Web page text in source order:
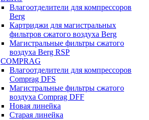
Влагоотделители для компрессоров
Berg
Картриджи для магистральных
фильтров сжатого воздуха Berg
Магистральные фильтры сжатого
воздуха Berg RSP
COMPRAG
Влагоотделители для компрессоров
Comprag DFS
Магистральные фильтры сжатого
воздуха Comprag DFF
Новая линейка
Старая линейка